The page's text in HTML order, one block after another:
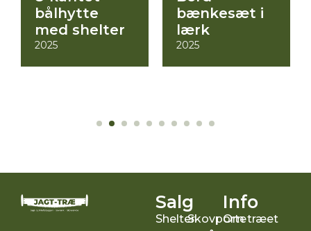
bålhytte
med shelter
2025
bænkesæt i
lærk
2025
Salg
ShelterSkovporte
Info
Om træet